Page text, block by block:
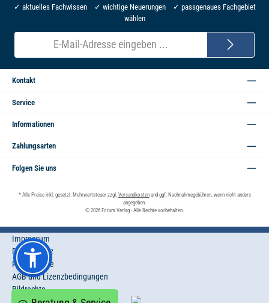
✓ aktuelles Fachwissen ✓ wichtige Neuerungen ✓ passgenaues Fachgebiet
wählen
E-
Mail-
Adresse*
Kontakt
Service
Informationen
Zahlungsarten
Folgen Sie uns
* Alle Preise inkl. gesetzl. Mehrwertsteuer zzgl. Versandkostenund ggf. Nachnahmegebühren, wenn nicht anders
angegeben.
© 2026 Forum Verlag - Alle Rechte vorbehalten.
Impressum
Datenschutz
Privatsphäre
AGB und Lizenzbedingungen
Bildrechte